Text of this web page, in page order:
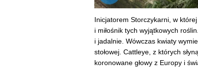
Inicjatorem Storczykarni, w
i miłośnik tych wyjątkowych
i jadalnie. Wówczas kwiaty
stołowej. Cattleye, z których
koronowane głowy z Europy i